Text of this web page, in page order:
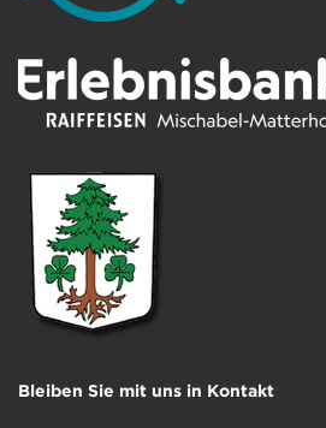
Bleiben Sie mit uns in Kontakt